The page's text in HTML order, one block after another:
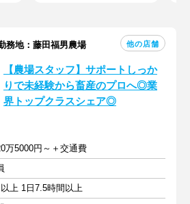
地：藤田福男農場 他の店舗
【農場スタッフ】サポートしっか
りで未経験から畜産のプロへ◎業
界トップクラスシェア◎
万5000円～＋交通費
上 1日7.5時間以上